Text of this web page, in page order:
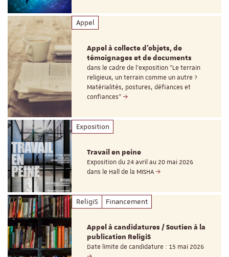
Appel
Appel à collecte d'objets, de
témoignages et de documents
dans le cadre de l'exposition "Le terrain
religieux, un terrain comme un autre ?
Matérialités, postures, défiances et
confiances"
Exposition
Travail en peine
Exposition du 24 avril au 20 mai 2026
dans le Hall de la MISHA
ReligiS Financement
Appel à candidatures / Soutien à la
publication ReligiS
Date limite de candidature : 15 mai 2026